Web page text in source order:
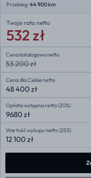
Przebieg: 44 900 km
Twoja rata netto
532 zł
Cena katalogowa netto
53 200 zł
Cena dla Ciebie netto
48 400 zł
Opłata wstępna netto (20%)
9680 zł
Wartość wykupu netto (25%)
12 100 zł